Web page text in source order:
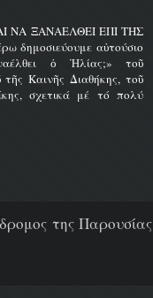
ΝΑ ΞΑΝΑΕΛΘΕΙ ΕΠΙ ΤΗΣ
δημοσιεύουμε αὐτούσιο
ὁ Ἠλίας;» τοῦ
Καινῆς Διαθήκης, τοῦ
σχετικά μέ τό πολύ
της Παρουσίας